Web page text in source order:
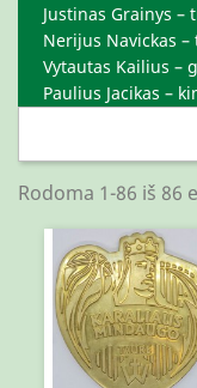
Justinas Grainys –
Nerijus Navickas
Vytautas Kailius –
Paulius Jacikas –
Rodoma 1-86 iš 86